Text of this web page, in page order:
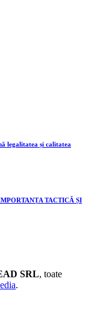
legalitatea și calitatea
TACTICĂ ȘI
SRL, toate
.